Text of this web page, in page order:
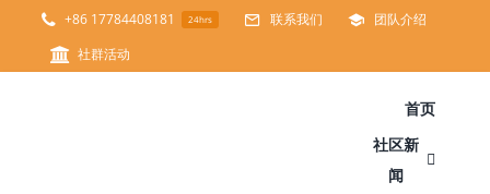
+86 17784408181 24hrs 联系我们
团队介绍
社群活动
首页
社区新
闻